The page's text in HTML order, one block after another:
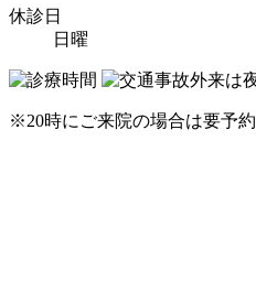
休診日
日曜
※20時にご来院の場合は要予約